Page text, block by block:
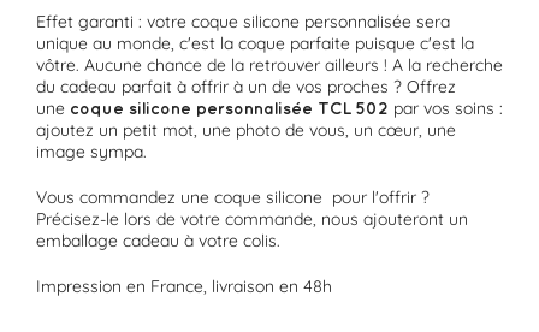
Effet garanti : votre coque silicone personnalisée sera
unique au monde, c'est la coque parfaite puisque c'est la
vôtre. Aucune chance de la retrouver ailleurs ! A la recherche
du cadeau parfait à offrir à un de vos proches ? Offrez
une coque silicone personnalisée TCL 502 par vos soins :
ajoutez un petit mot, une photo de vous, un cœur, une
image sympa.
Vous commandez une coque silicone pour l'offrir ?
Précisez-le lors de votre commande, nous ajouteront un
emballage cadeau à votre colis.
Impression en France, livraison en 48h